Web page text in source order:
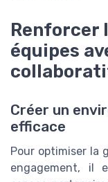
Renforcer
équipes
Créer un
efficace
Pour optimiser la
engagement, il